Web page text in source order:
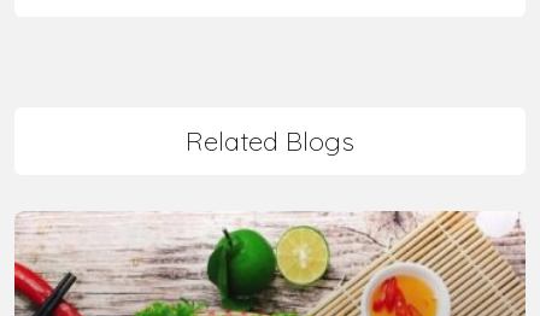
Related Blogs